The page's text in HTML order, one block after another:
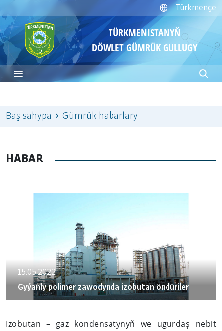
Türkmençe
TÜRKMENISTANYŇ
DÖWLET GÜMRÜK GULLUGY
Baş sahypa Gümrük habarlary
HABAR
15.05.2022
Gyýanly polimer zawodynda izobutan öndüriler
Izobutan – gaz kondensatynyň we ugurdaş nebit